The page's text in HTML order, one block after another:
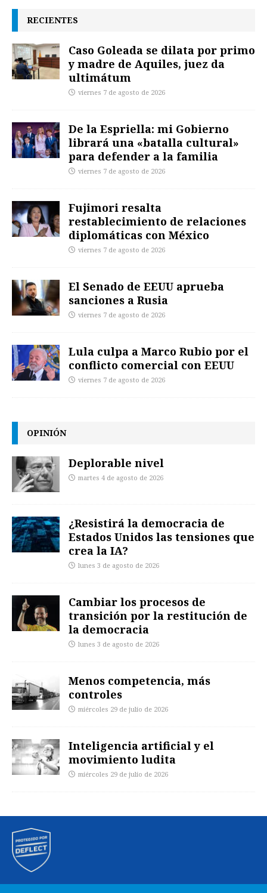
RECIENTES
Caso Goleada se dilata por primo
y madre de Aquiles, juez da
ultimátum
viernes 7 de agosto de 2026
De la Espriella: mi Gobierno
librará una «batalla cultural»
para defender a la familia
viernes 7 de agosto de 2026
Fujimori resalta
restablecimiento de relaciones
diplomáticas con México
viernes 7 de agosto de 2026
El Senado de EEUU aprueba
sanciones a Rusia
viernes 7 de agosto de 2026
Lula culpa a Marco Rubio por el
conflicto comercial con EEUU
viernes 7 de agosto de 2026
OPINIÓN
Deplorable nivel
martes 4 de agosto de 2026
¿Resistirá la democracia de
Estados Unidos las tensiones que
crea la IA?
lunes 3 de agosto de 2026
Cambiar los procesos de
transición por la restitución de
la democracia
lunes 3 de agosto de 2026
Menos competencia, más
controles
miércoles 29 de julio de 2026
Inteligencia artificial y el
movimiento ludita
miércoles 29 de julio de 2026